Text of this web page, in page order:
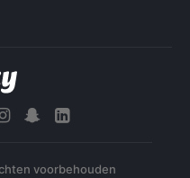
voorbehouden